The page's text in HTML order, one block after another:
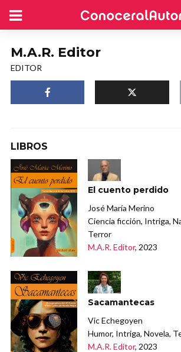
M.A.R. Editor
EDITOR
LIBROS
El cuento perdido
José María Merino
Ciencia ficción, Intriga,
Terror
M.A.R. Editor, 2023
Sacamantecas
Vic Echegoyen
Humor, Intriga, Novela,
M.A.R. Editor, 2023